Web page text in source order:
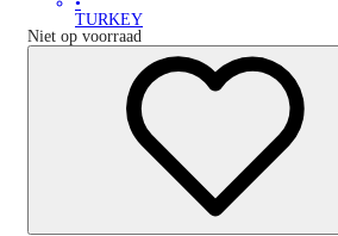
TURKEY
Niet op voorraad